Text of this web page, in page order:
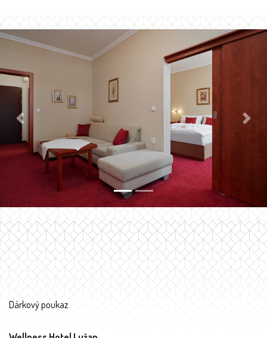
Previous Next
Dárkový poukaz